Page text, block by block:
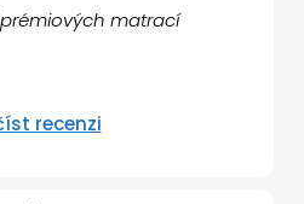
matrací
recenzi